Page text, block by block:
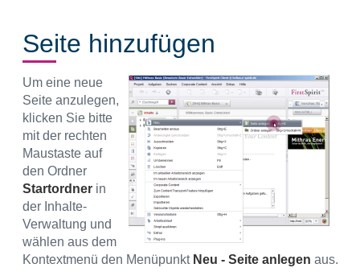
Seite hinzufügen
Um eine neue
Seite anzulegen,
klicken Sie bitte
mit der rechten
Maustaste auf
den Ordner
Startordner in
der Inhalte-
Verwaltung und
wählen aus dem
Kontextmenü den Menüpunkt Neu - Seite anlegen aus.